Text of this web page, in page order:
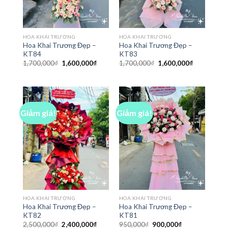
HOA KHAI TRƯƠNG
Hoa Khai Trương Đẹp –
KT84
1,700,000₫ Giá
gốc
1,600,000₫Giá
1,600,000₫.
HOA KHAI TRƯƠNG
Hoa Khai Trương Đẹp –
KT83
1,700,000₫ Giá
gốc
1,600,000₫Giá
Giảm giá!
HOA KHAI TRƯƠNG
Hoa Khai Trương Đẹp –
KT82
2,500,000₫ Giá
2,400,000₫Giá
Giảm giá!
HOA KHAI TRƯƠNG
Hoa Khai Trương Đẹp –
KT81
950,000₫ Giá
900,000₫Giá